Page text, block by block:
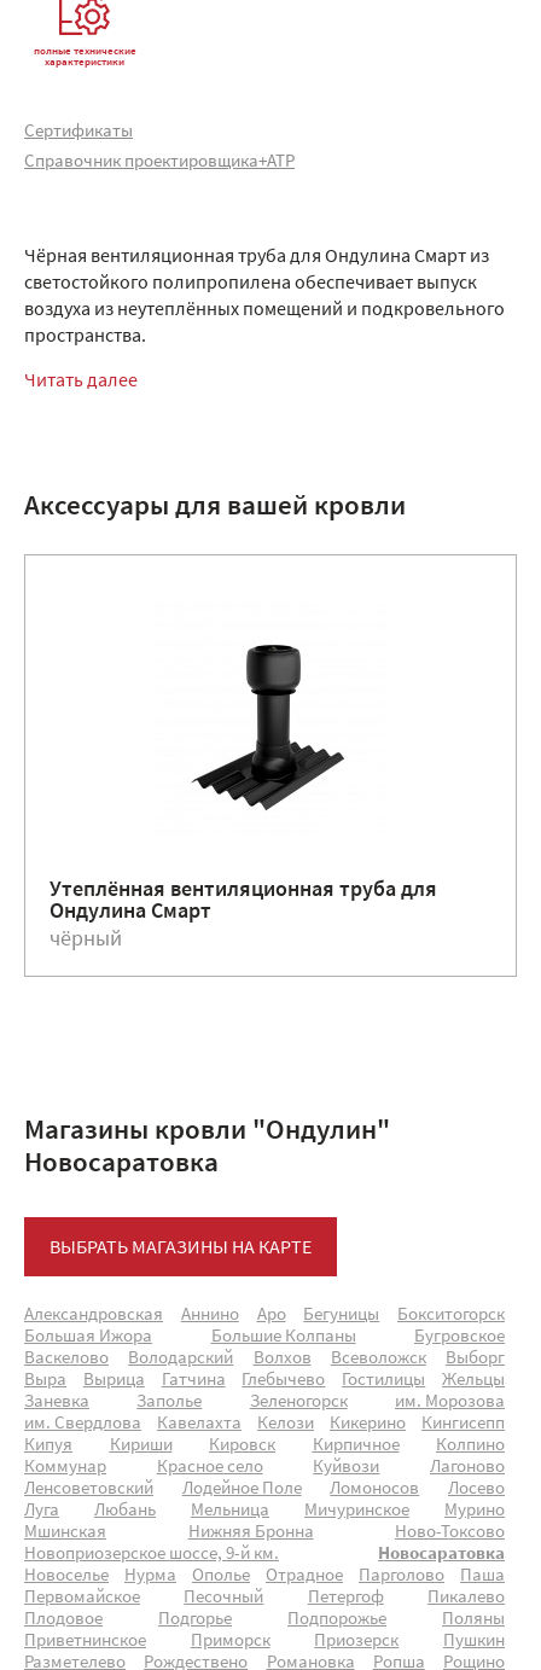
полные технические
характеристики
Сертификаты
Справочник проектировщика+АТР
Чёрная вентиляционная труба для Ондулина Смарт из
светостойкого полипропилена обеспечивает выпуск
воздуха из неутеплённых помещений и подкровельного
пространства.
Читать далее
Аксессуары для вашей кровли
Утеплённая вентиляционная труба для
Ондулина Смарт
чёрный
Магазины кровли "Ондулин"
Новосаратовка
ВЫБРАТЬ МАГАЗИНЫ НА КАРТЕ
Александровская Аннино Аро Бегуницы
Бокситогорск
Большая Ижора
Большие Колпаны
Бугровское
Васкелово
Володарский Волхов Всеволожск
Выборг
Выра
Вырица Гатчина Глебычево Гостилицы
Жельцы
Заневка
Заполье Зеленогорск
им. Морозова
им. Свердлова
Кавелахта Келози Кикерино
Кингисепп
Кипуя
Кириши Кировск Кирпичное
Колпино
Коммунар
Красное село Куйвози
Лагоново
Ленсоветовский
Лодейное Поле Ломоносов
Лосево
Луга
Любань Мельница Мичуринское
Мурино
Мшинская
Нижняя Бронна
Ново-Токсово
Новоприозерское шоссе, 9-й км.
Новосаратовка
Новоселье
Нурма Ополье Отрадное Парголово
Паша
Первомайское
Песочный Петергоф
Пикалево
Плодовое
Подгорье Подпорожье
Поляны
Приветнинское
Приморск Приозерск
Пушкин
Разметелево
Рождествено Романовка Ропша Рощино